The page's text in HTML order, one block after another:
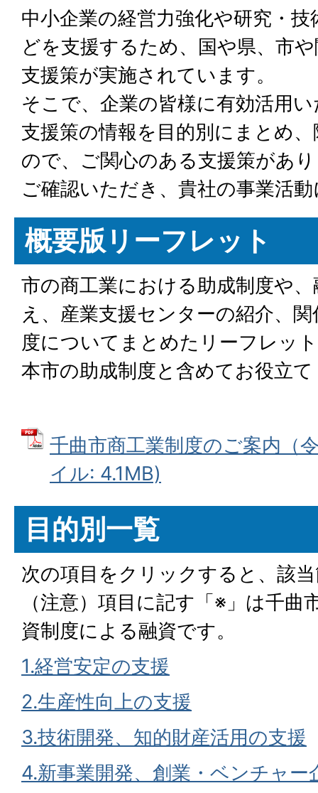
中小企業の経営力強化や研究・
どを支援するため、国や県、市
支援策が実施されています。
そこで、企業の皆様に有効活用
支援策の情報を目的別にまとめ
ので、ご関心のある支援策があ
ご確認いただき、貴社の事業活
概要版リーフレット
市の商工業における助成制度や
え、産業支援センターの紹介、
度についてまとめたリーフレッ
本市の助成制度と含めてお役立
千曲市商工業制度のご案内（
イル: 4.1MB)
目的別一覧
次の項目をクリックすると、該
（注意）項目に記す「※」は千曲
資制度による融資です。
1.経営安定の支援
2.生産性向上の支援
3.技術開発、知的財産活用の支援
4.新事業開発、創業・ベンチャー